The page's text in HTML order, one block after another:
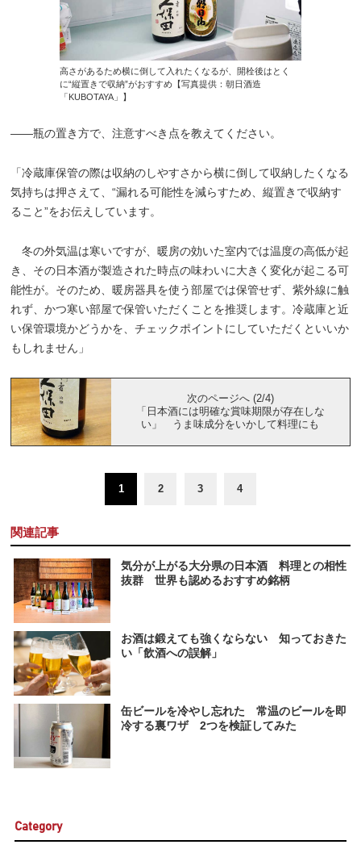
高さがあるため横に倒して入れたくなるが、開栓後はとく
に“縦置きで収納”がおすすめ【写真提供：朝日酒造
「KUBOTAYA」】
――瓶の置き方で、注意すべき点を教えてください。
「冷蔵庫保管の際は収納のしやすさから横に倒して収納したくなる
気持ちは押さえて、“漏れる可能性を減らすため、縦置きで収納す
ること”をお伝えしています。
冬の外気温は寒いですが、暖房の効いた室内では温度の高低が起
き、その日本酒が製造された時点の味わいに大きく変化が起こる可
能性が。そのため、暖房器具を使う部屋では保管せず、紫外線に触
れず、かつ寒い部屋で保管いただくことを推奨します。冷蔵庫と近
い保管環境かどうかを、チェックポイントにしていただくといいか
もしれません」
次のページへ (2/4)
「日本酒には明確な賞味期限が存在しな
い」 うま味成分をいかして料理にも
1 2 3 4
関連記事
気分が上がる大分県の日本酒 料理との相性
抜群 世界も認めるおすすめ銘柄
お酒は鍛えても強くならない 知っておきた
い「飲酒への誤解」
缶ビールを冷やし忘れた 常温のビールを即
冷する裏ワザ 2つを検証してみた
Category